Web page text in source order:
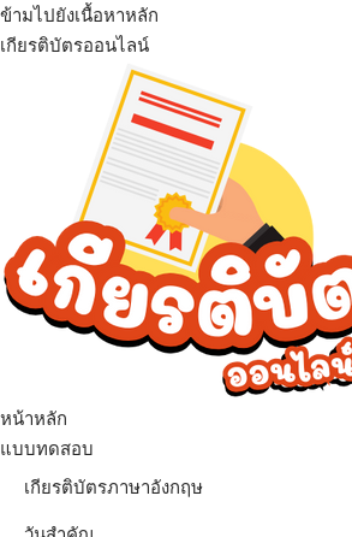
ข้ามไปยังเนื้อหาหลัก
เกียรติบัตรออนไลน์
เมนู
หน้าหลัก
แบบทดสอบ
เกียรติบัตรภาษาอังกฤษ